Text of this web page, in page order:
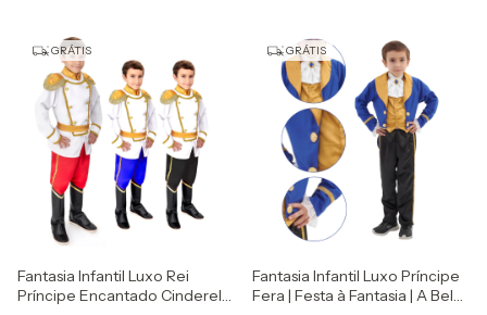
GRÁTIS
Fantasia Infantil Luxo Rei
Príncipe Encantado Cinderela
GRÁTIS
Fantasia Infantil Luxo Príncipe
Fera | Festa à Fantasia | A Bela